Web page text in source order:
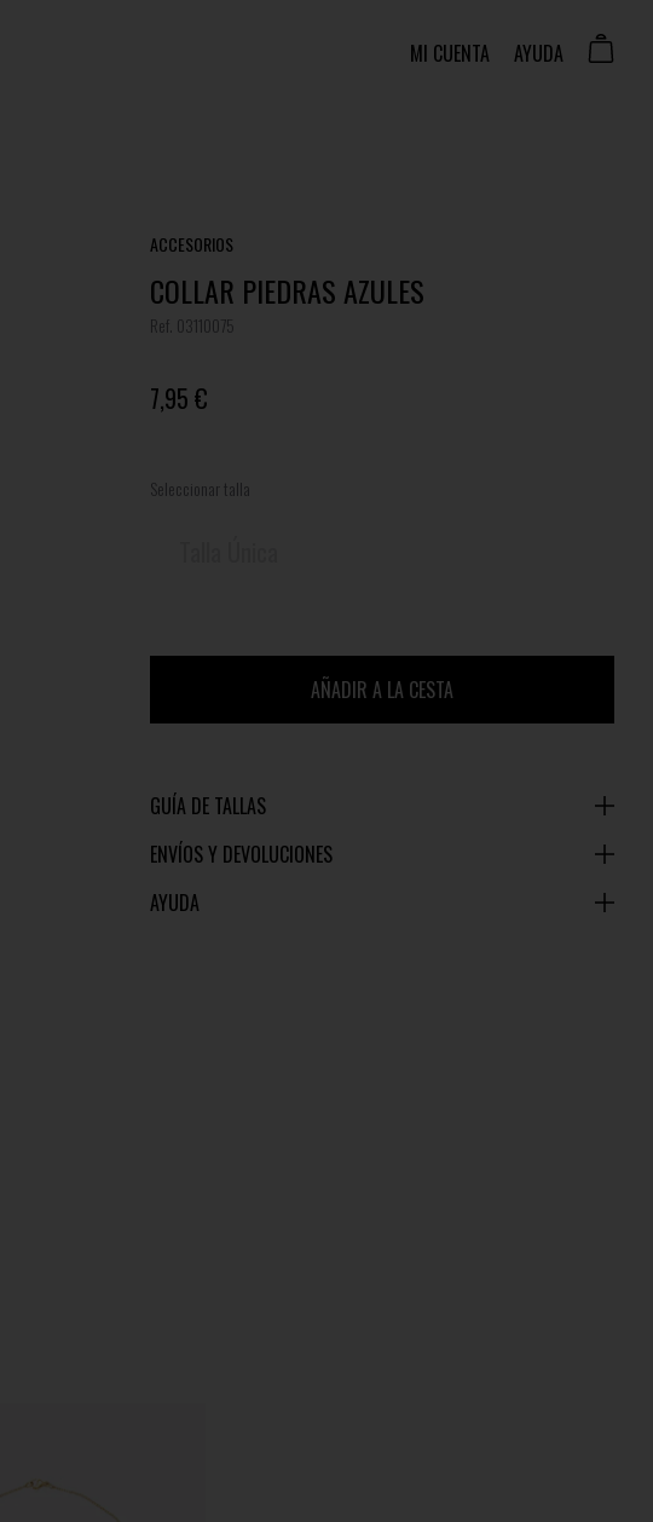
MI CUENTA AYUDA
ACCESORIOS
COLLAR PIEDRAS AZULES
Ref. 03110075
7,95 €
Seleccionar talla
AÑADIR A LA CESTA
GUÍA DE TALLAS
ENVÍOS Y DEVOLUCIONES
AYUDA